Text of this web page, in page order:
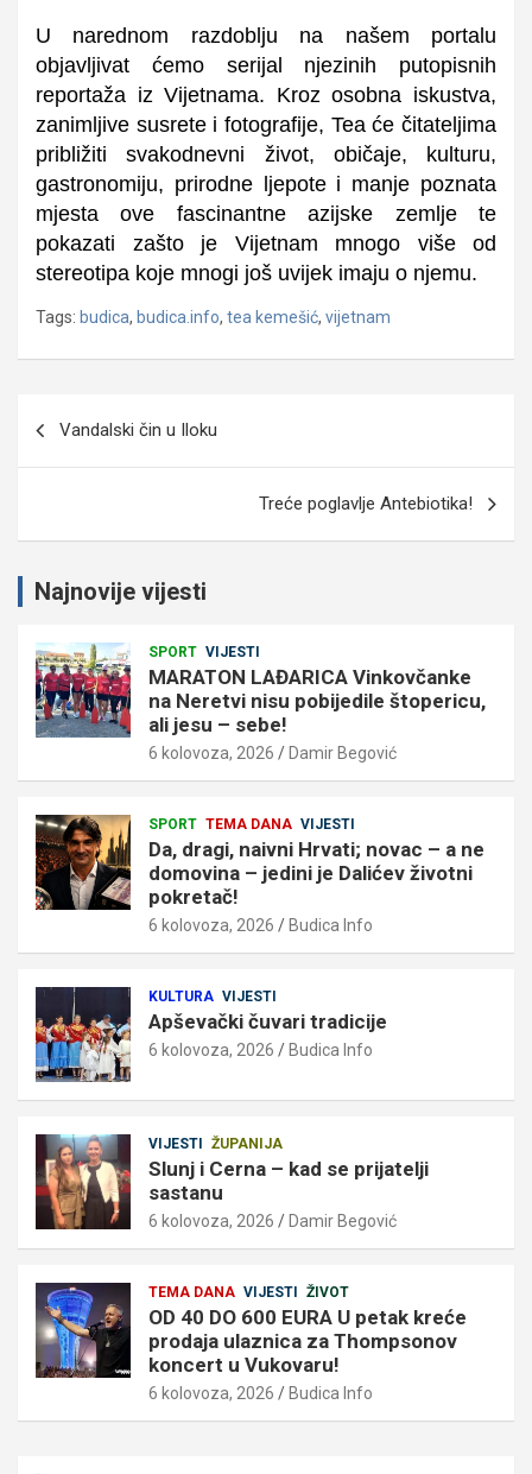
U narednom razdoblju na našem portalu
objavljivat ćemo serijal njezinih putopisnih
reportaža iz Vijetnama. Kroz osobna iskustva,
zanimljive susrete i fotografije, Tea će čitateljima
približiti svakodnevni život, običaje, kulturu,
gastronomiju, prirodne ljepote i manje poznata
mjesta ove fascinantne azijske zemlje te
pokazati zašto je Vijetnam mnogo više od
stereotipa koje mnogi još uvijek imaju o njemu.
Tags: budica, budica.info, tea kemešić, vijetnam
Vandalski čin u Iloku
Treće poglavlje Antebiotika!
Najnovije vijesti
SPORT VIJESTI
MARATON LAĐARICA Vinkovčanke
na Neretvi nisu pobijedile štopericu,
ali jesu – sebe!
6 kolovoza, 2026 Damir Begović
SPORT TEMA DANA VIJESTI
Da, dragi, naivni Hrvati; novac – a ne
domovina – jedini je Dalićev životni
pokretač!
6 kolovoza, 2026 Budica Info
KULTURA VIJESTI
Apševački čuvari tradicije
6 kolovoza, 2026 Budica Info
VIJESTI ŽUPANIJA
Slunj i Cerna – kad se prijatelji
sastanu
6 kolovoza, 2026 Damir Begović
TEMA DANA VIJESTI ŽIVOT
OD 40 DO 600 EURA U petak kreće
prodaja ulaznica za Thompsonov
koncert u Vukovaru!
6 kolovoza, 2026 Budica Info